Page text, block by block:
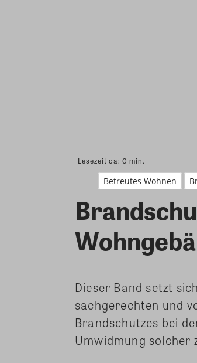
Lesezeit ca: 0 min.
Betreutes Wohnen
Dieser Band setzt
sachgerechten und
Brandschutzes bei
Umwidmung solcher